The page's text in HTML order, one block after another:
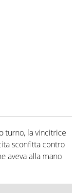
turno, la vincitrice
sconfitta contro
aveva alla mano